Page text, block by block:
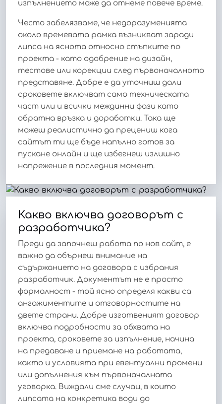
изпълнението може да отнеме повече време.
Често забелязваме, че недоразуменията
около времевата рамка възникват заради
липса на яснота относно стъпките по
проекта - като одобрение на дизайн,
тестове или корекции след първоначалното
представяне. Добре е да уточниш дали
сроковете включват само техническата
част или и всички междинни фази като
обратна връзка и доработки. Така ще
можеш реалистично да прецениш кога
сайтът ти ще бъде напълно готов за
пускане онлайн и ще избегнеш излишно
напрежение в последния момент.
Какво включва договорът с
разработчика?
Преди да започнеш работа по нов сайт, е
важно да обърнеш внимание на
съдържанието на договора с избрания
разработчик. Документът не е просто
формалност - той ясно определя какви са
ангажиментите и отговорностите на
двете страни. Добре изготвеният договор
включва подробности за обхвата на
проекта, сроковете за изпълнение, начина
на предаване и приемане на работата,
както и условията при евентуални промени
или допълнения към първоначалната
уговорка. Виждали сме случаи, в които
липсата на конкретика води до